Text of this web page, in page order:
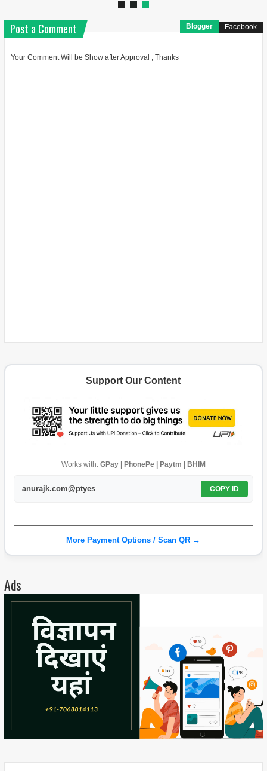
Post a Comment Blogger Facebook
Your Comment Will be Show after Approval , Thanks
Support Our Content
Works with: GPay | PhonePe | Paytm | BHIM
anurajk.com@ptyes COPY ID
More Payment Options / Scan QR →
Ads